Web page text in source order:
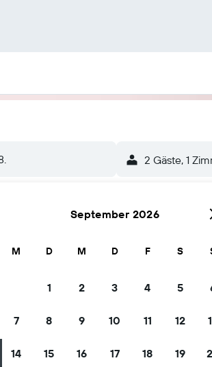
2 Gäste, 1
September 2026
M D M D F S
1 2 3 4 5
7 8 9 10 11 12
14 15 16 17 18 19